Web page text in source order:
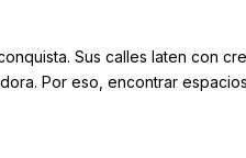
Sus calles laten con
Por eso, encontrar